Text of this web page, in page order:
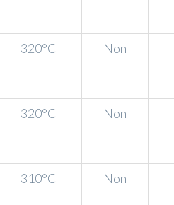
320°C Non
320°C Non
310°C Non